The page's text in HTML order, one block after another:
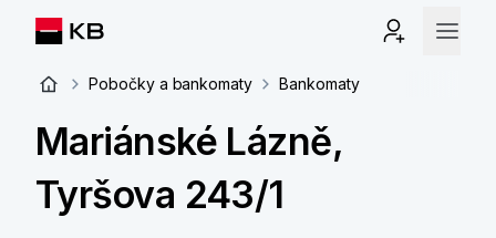
Pobočky a bankomaty Bankomaty
Mariánské Lázně,
Tyršova 243/1